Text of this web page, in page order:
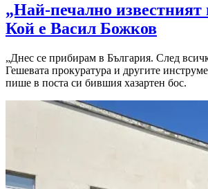
„Най-печално известният
Кой е Васил Божков
„Днес се прибирам в България. След
Гешевата прокуратура и другите
пише в поста си бившия хазартен бос.